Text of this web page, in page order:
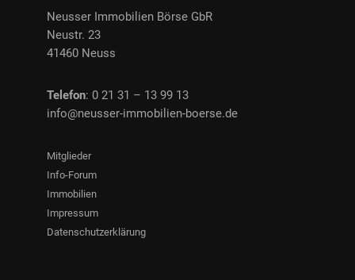
Neusser Immobilien Börse GbR
Neustr. 23
41460 Neuss
Telefon: 0 21 31 – 13 99 13
info@neusser-immobilien-boerse.de
Mitglieder
Info-Forum
Immobilien
Impressum
Datenschutzerklärung